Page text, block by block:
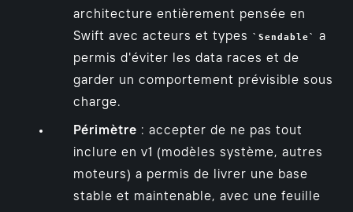
architecture entièrement pensée en
Swift avec acteurs et types
Sendable
a
permis d'éviter les data races et de
garder un comportement prévisible sous
charge.
Périmètre : accepter de ne pas tout
inclure en v1 (modèles système, autres
moteurs) a permis de livrer une base
stable et maintenable, avec une feuille